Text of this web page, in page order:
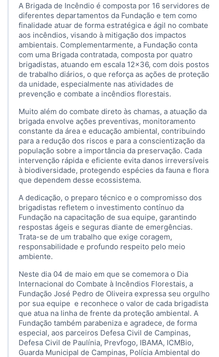
A Brigada de Incêndio é composta por 16 servidores de
diferentes departamentos da Fundação e tem como
finalidade atuar de forma estratégica e ágil no combate
aos incêndios, visando à mitigação dos impactos
ambientais. Complementarmente, a Fundação conta
com uma Brigada contratada, composta por quatro
brigadistas, atuando em escala 12x36, com dois postos
de trabalho diários, o que reforça as ações de proteção
da unidade, especialmente nas atividades de
prevenção e combate a incêndios florestais.
Muito além do combate direto às chamas, a atuação da
brigada envolve ações preventivas, monitoramento
constante da área e educação ambiental, contribuindo
para a redução dos riscos e para a conscientização da
população sobre a importância da preservação. Cada
intervenção rápida e eficiente evita danos irreversíveis
à biodiversidade, protegendo espécies da fauna e flora
que dependem desse ecossistema.
A dedicação, o preparo técnico e o compromisso dos
brigadistas refletem o investimento contínuo da
Fundação na capacitação de sua equipe, garantindo
respostas ágeis e seguras diante de emergências.
Trata-se de um trabalho que exige coragem,
responsabilidade e profundo respeito pelo meio
ambiente.
Neste dia 04 de maio em que se comemora o Dia
Internacional do Combate à Incêndios Florestais, a
Fundação José Pedro de Oliveira expressa seu orgulho
por sua equipe e reconhece o valor de cada brigadista
que atua na linha de frente da proteção ambiental. A
Fundação também parabeniza e agradece, de forma
especial, aos parceiros Defesa Civil de Campinas,
Defesa Civil de Paulínia, Prevfogo, IBAMA, ICMBio,
Guarda Municipal de Campinas, Polícia Ambiental do